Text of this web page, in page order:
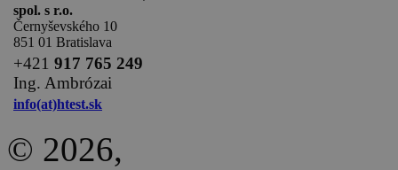
spol. s r.o.
Černyševského 10
851 01 Bratislava
+421 917 765 249
Ing. Ambrózai
info(at)htest.sk
© 2026,